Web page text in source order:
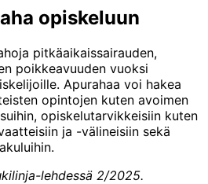
opiskeluun
pitkäaikaissairauden,
poikkeavuuden vuoksi
Apurahaa voi hakea
opintojen kuten avoimen
opiskelutarvikkeisiin kuten
ja -välineisiin sekä
lehdessä 2/2025.